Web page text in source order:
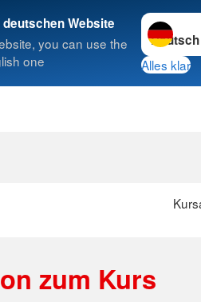
Website
you can use the
one
Sprache
Alles klar
Suche
zum Kurs